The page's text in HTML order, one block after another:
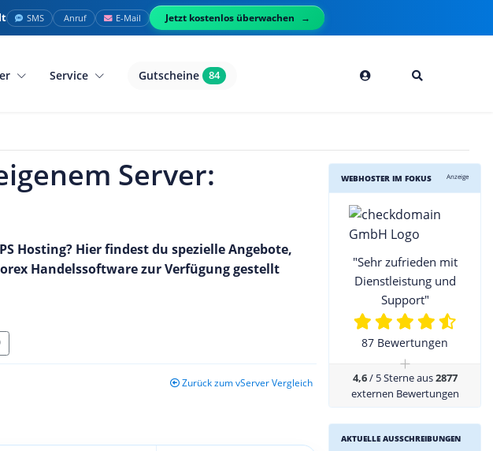
SMS Anruf E-Mail Jetzt kostenlos überwachen
Service Gutscheine 84
Server:
Hosting? Hier findest du spezielle Angebote,
Handelssoftwarezur Verfügung gestellt
Zurück zum vServer Vergleich
WEBHOSTER IM FOKUS Anzeige
"Sehr zufrieden mit
Dienstleistung und
Support"
87 Bewertungen
+
4,6/ 5 Sterne aus2877
externen Bewertungen
AKTUELLE AUSSCHREIBUNGEN